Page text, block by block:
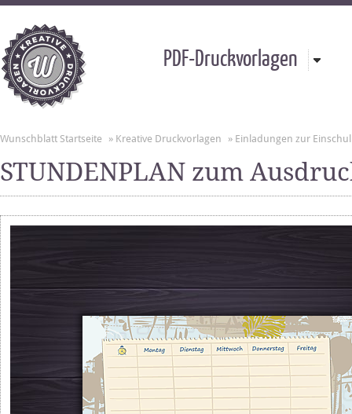
PDF-Druckvorlagen
Wunschblatt Startseite » Kreative Druckvorlagen » Einladungen zur
STUNDENPLAN zum